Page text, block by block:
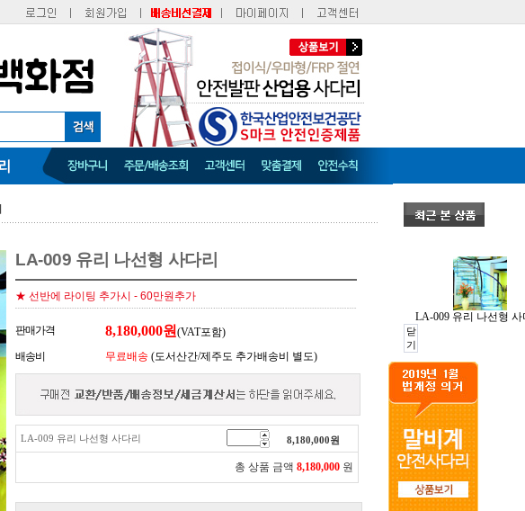
LA-009 유리 나선형 사
닫
기
LA-009 유리 나선형 사다리
★ 선반에 라이팅 추가시 - 60만원추가
판매가격 8,180,000원 (VAT포함)
배송비
무료배송 (도서산간/제주도 추가배송비 별도)
LA-009 유리 나선형 사다리 8,180,000원
총 상품 금액 8,180,000 원